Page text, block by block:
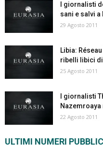
I giornalisti
sani e salvi a
29 Agosto 2011
Libia:
ribelli libici
25 Agosto 2011
I giornalisti
22 Agosto 2011
ULTIMI NUMERI